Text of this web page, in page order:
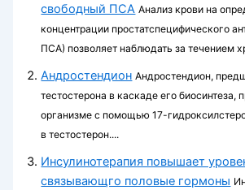
свободный ПСА Анализ крови на
концентрации простатспецифического
ПСА) позволяет наблюдать за течением
Андростендион Андростендион,
тестостерона в каскаде его биосинтеза,
орга­низме с помощью 17-
в тестостерон....
Инсулинотерапия повышает
связывающго половые гормоны